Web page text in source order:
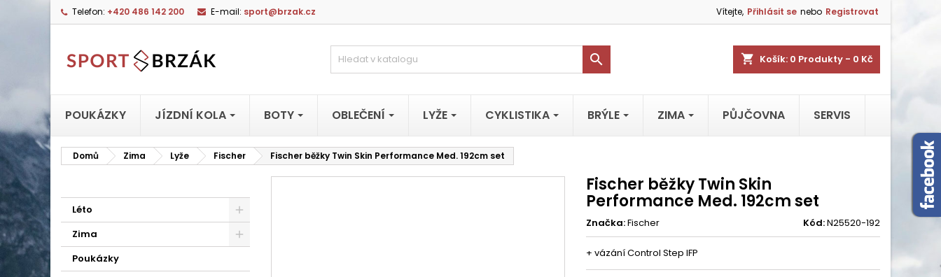
Telefon: +420 486 142 200 E-mail: sport@brzak.cz Vítejte, Přihlásit se nebo Registrovat
shopping_cart Košík: 0 Produkty - 0 Kč

POUKÁZKY JÍZDNÍ KOLA BOTY OBLEČENÍ LYŽE CYKLISTIKA BRÝLE ZIMA PŮJČOVNA SERVIS
Domů Zima Lyže Fischer Fischer běžky Twin Skin Performance Med. 192cm set
Léto
Zima
Poukázky
Fischer běžky Twin Skin
Performance Med. 192cm set
Značka:Fischer Kód:N25520-192
+ vázání Control Step IFP